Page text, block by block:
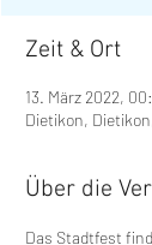
Zeit & Ort
13. März 2022,
Dietikon,
Über die
Das Stadtfest